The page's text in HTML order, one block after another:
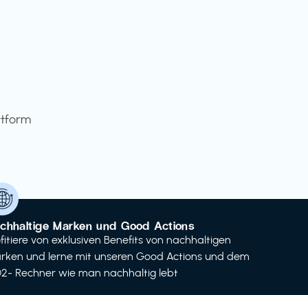
Marken und Good Actions
von exklusiven Benefits von nachhaltigen
und lerne mit unseren Good Actions und dem
Rechner wie man nachhaltig lebt